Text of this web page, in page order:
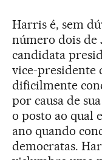
Harris é, sem
número dois de
candidata
vice-presidente
dificilmente
por causa de
o posto ao qual
ano quando
democratas.